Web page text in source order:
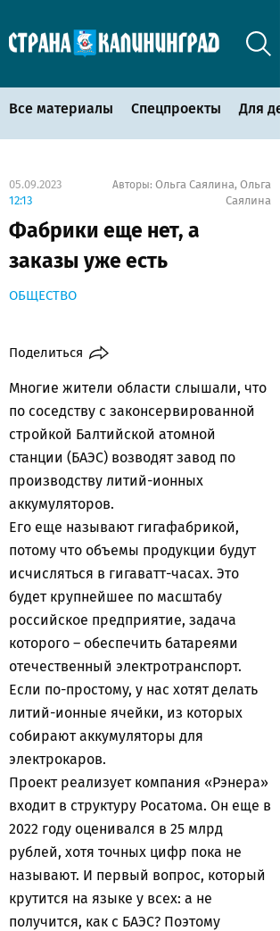
Все материалы Спецпроекты Для
05.09.2023
12:13
Авторы: Ольга Саялина, Ольга
Саялина
Фабрики еще нет, а
заказы уже есть
ОБЩЕСТВО
Поделиться
Многие жители области слышали, что
по соседству с законсервированной
стройкой Балтийской атомной
станции (БАЭС) возводят завод по
производству литий-ионных
аккумуляторов.
Его еще называют гигафабрикой,
потому что объемы продукции будут
исчисляться в гигаватт-часах. Это
будет крупнейшее по масштабу
российское предприятие, задача
которого – обеспечить батареями
отечественный электротранспорт.
Если по-простому, у нас хотят делать
литий-ионные ячейки, из которых
собирают аккумуляторы для
электрокаров.
Проект реализует компания «Рэнера»
входит в структуру Росатома. Он еще в
2022 году оценивался в 25 млрд
рублей, хотя точных цифр пока не
называют. И первый вопрос, который
крутится на языке у всех: а не
получится, как с БАЭС? Поэтому